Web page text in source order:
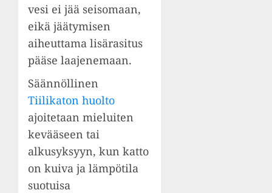
vesi ei jää seisomaan,
eikä jäätymisen
aiheuttama lisärasitus
pääse laajenemaan.
Säännöllinen
Tiilikaton huolto
ajoitetaan mieluiten
kevääseen tai
alkusyksyyn, kun katto
on kuiva ja lämpötila
suotuisa